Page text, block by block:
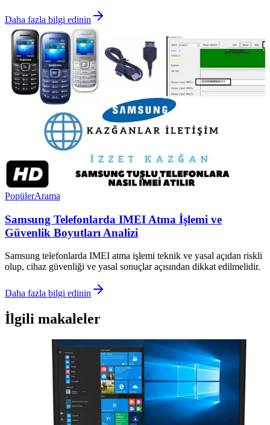
Daha fazla bilgi edinin
PopülerArama
Samsung Telefonlarda IMEI Atma İşlemi ve
Güvenlik Boyutları Analizi
Samsung telefonlarda IMEI atma işlemi teknik ve yasal açıdan riskli
olup, cihaz güvenliği ve yasal sonuçlar açısından dikkat edilmelidir.
Daha fazla bilgi edinin
İlgili makaleler